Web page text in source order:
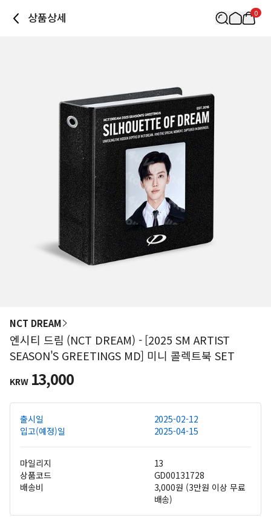
상품상세 0
NCT DREAM
엔시티 드림 (NCT DREAM) - [2025 SM ARTIST
SEASON'S GREETINGS MD] 미니 콜렉트북 SET
KRW 13,000
출시일
2025-02-12
입고(예정)일
2025-04-15
마일리지
13
상품코드
GD00131728
배송비
3,000원 (3만원 이상 무료
배송)